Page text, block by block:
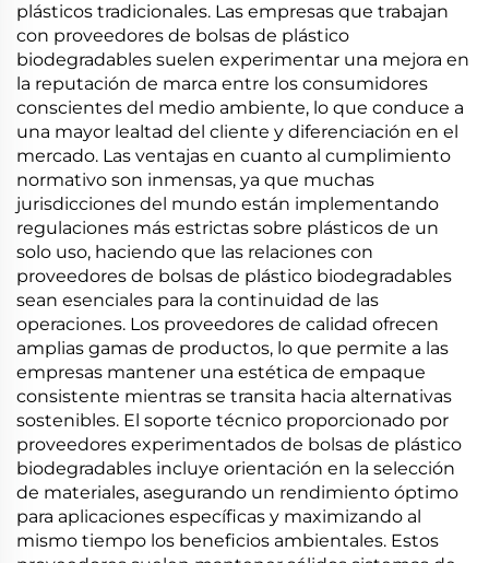
plásticos tradicionales. Las empresas que trabajan
con proveedores de bolsas de plástico
biodegradables suelen experimentar una mejora en
la reputación de marca entre los consumidores
conscientes del medio ambiente, lo que conduce a
una mayor lealtad del cliente y diferenciación en el
mercado. Las ventajas en cuanto al cumplimiento
normativo son inmensas, ya que muchas
jurisdicciones del mundo están implementando
regulaciones más estrictas sobre plásticos de un
solo uso, haciendo que las relaciones con
proveedores de bolsas de plástico biodegradables
sean esenciales para la continuidad de las
operaciones. Los proveedores de calidad ofrecen
amplias gamas de productos, lo que permite a las
empresas mantener una estética de empaque
consistente mientras se transita hacia alternativas
sostenibles. El soporte técnico proporcionado por
proveedores experimentados de bolsas de plástico
biodegradables incluye orientación en la selección
de materiales, asegurando un rendimiento óptimo
para aplicaciones específicas y maximizando al
mismo tiempo los beneficios ambientales. Estos